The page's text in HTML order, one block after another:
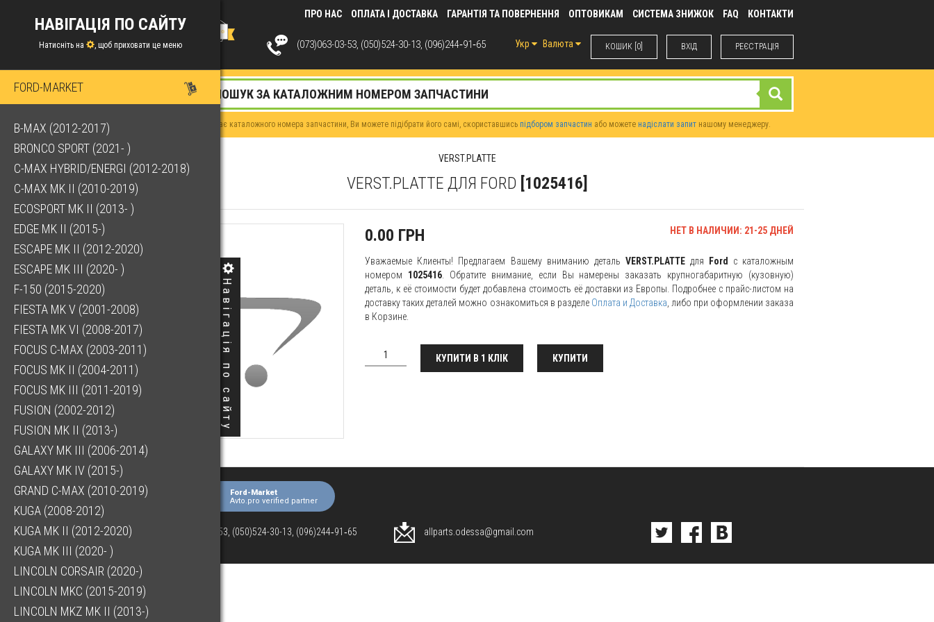
Навігація по сайту
ПРО НАС ОПЛАТА І ДОСТАВКА ГАРАНТІЯ ТА ПОВЕРНЕННЯ ОПТОВИКАМ СИСТЕМА ЗНИЖОК FAQ КОНТАКТИ
КОШИК [0] ВХIД РЕЄСТРАЦІЯ
Укр Валюта
(073)063-03-53, (050)524-30-13, (096)244‑91‑65
НАВІГАЦІЯ ПО САЙТУ
Натисніть на , щоб приховати це меню
FORD-MARKET
B-MAX (2012-2017)
BRONCO SPORT (2021- )
C-MAX HYBRID/ENERGI (2012-2018)
C-MAX MK II (2010-2019)
ECOSPORT MK II (2013- )
EDGE MK II (2015-)
ESCAPE MK II (2012-2020)
ESCAPE MK III (2020- )
F-150 (2015-2020)
FIESTA MK V (2001-2008)
FIESTA MK VI (2008-2017)
FOCUS C-MAX (2003-2011)
FOCUS MK II (2004-2011)
FOCUS MK III (2011-2019)
FUSION (2002-2012)
FUSION MK II (2013-)
GALAXY MK III (2006-2014)
GALAXY MK IV (2015-)
GRAND C-MAX (2010-2019)
KUGA (2008-2012)
KUGA MK II (2012-2020)
KUGA MK III (2020- )
LINCOLN CORSAIR (2020-)
LINCOLN MKC (2015-2019)
LINCOLN MKZ MK II (2013-)
Якщо у Вас немає каталожного номера запчастини, Ви можете підібрати його самі, скориставшись підбором запчастин або можете надіслати запит нашому менеджеру.
VERST.PLATTE
VERST.PLATTE ДЛЯ FORD [1025416]
0.00 ГРН НЕТ В НАЛИЧИИ: 21-25 ДНЕЙ
Уважаемые Клиенты! Предлагаем Вашему вниманию деталь VERST.PLATTEдля Ford
с каталожным
номером 1025416 . Обратите внимание, если Вы намерены заказать крупногабаритную (кузовную)
деталь, к её стоимости будет добавлена стоимость её доставки из Европы. Подробнее с прайс-листом на
доставку таких деталей можно ознакомиться в разделе Оплата и Доставка , либо при оформлении заказа
в Корзине.
КУПИТИ В 1 КЛІК КУПИТИ
Ford-Market
Avto.pro verified partner
(073)063-03-53, (050)524-30-13, (096)244‑91‑65 allparts.odessa@gmail.com